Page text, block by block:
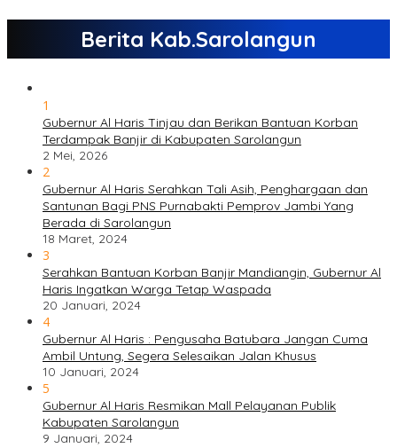
Berita Kab.Sarolangun
1
Gubernur Al Haris Tinjau dan Berikan Bantuan Korban
Terdampak Banjir di Kabupaten Sarolangun
2 Mei, 2026
2
Gubernur Al Haris Serahkan Tali Asih, Penghargaan dan
Santunan Bagi PNS Purnabakti Pemprov Jambi Yang
Berada di Sarolangun
18 Maret, 2024
3
Serahkan Bantuan Korban Banjir Mandiangin, Gubernur Al
Haris Ingatkan Warga Tetap Waspada
20 Januari, 2024
4
Gubernur Al Haris : Pengusaha Batubara Jangan Cuma
Ambil Untung, Segera Selesaikan Jalan Khusus
10 Januari, 2024
5
Gubernur Al Haris Resmikan Mall Pelayanan Publik
Kabupaten Sarolangun
9 Januari, 2024